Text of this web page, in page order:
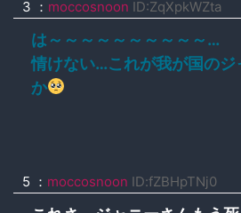
3 ： moccosnoon ID:ZqXpkWZta
は～～～～～～～～～～…
情けない…これが我が国のジ
か
5 ： moccosnoon ID:fZBHpTNj0